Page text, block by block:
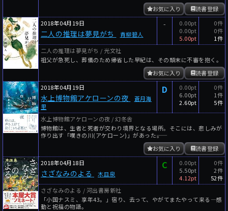
読書登録
お気に入り
2018年04月19日
二人の推理は夢見がち 青柳碧人
-
0.00pt
0.00pt
5.00pt
0件
0件
1件
二人の推理は夢見がち / 光文社
祖父が急死し、葬儀のため帰省した早紀は、その顛末に不審を抱く。
読書登録
お気に入り
2018年04月19日
水上博物館アケローンの夜
蒼月海
里
D
0.00pt
6.00pt
2.60pt
0件
1件
5件
水上博物館アケローンの夜 / 幻冬舎
博物館は、生者と死者が交わり境界となる場所。そこには、悲しみが
作り出す「嘆きの川(アケローン)」があった――。
読書登録
お気に入り
2018年04月18日
さざなみのよる 木皿泉
C
0.00pt
5.50pt
4.12pt
0件
2件
52件
さざなみのよる / 河出書房新社
「小国ナスミ、享年43。」宿り、去って、やがてまたやって来る―感
動と祝福の物語。